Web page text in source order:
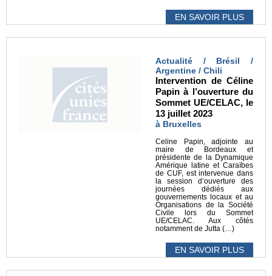
EN SAVOIR PLUS
Actualité / Brésil /
Argentine / Chili
Intervention de Céline
Papin à l’ouverture du
Sommet UE/CELAC, le
13 juillet 2023
à Bruxelles
Celine Papin, adjointe au
maire de Bordeaux et
présidente de la Dynamique
Amérique latine et Caraïbes
de CUF, est intervenue dans
la session d’ouverture des
journées dédiés aux
gouvernements locaux et au
Organisations de la Société
Civile lors du Sommet
UE/CELAC. Aux côtés
notamment de Jutta (…)
EN SAVOIR PLUS